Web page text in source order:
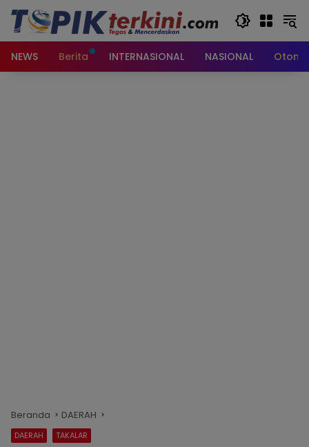
Langsung
konten
NEWS
Berita INTERNASIONAL NASIONAL
Beranda DAERAH
DAERAH TAKALAR